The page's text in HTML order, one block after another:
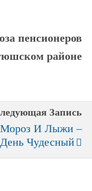
пенсионеров
районе
Запись
Мороз И Лыжи –
День Чудесный